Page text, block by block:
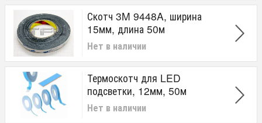
Скотч 3M 9448A, ширина
15мм, длина 50м
Нет в наличии
Термоскотч для LED
подсветки, 12мм, 50м
Нет в наличии